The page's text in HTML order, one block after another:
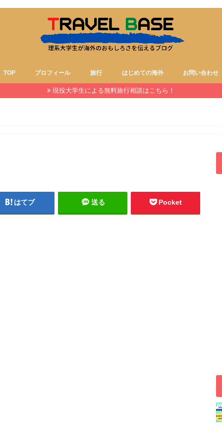
TOP プロフィール 旅行 はじめての海外 お問い合わせ
現役大学生による無料旅行相談はこちら！
はてブ 送る Pocket